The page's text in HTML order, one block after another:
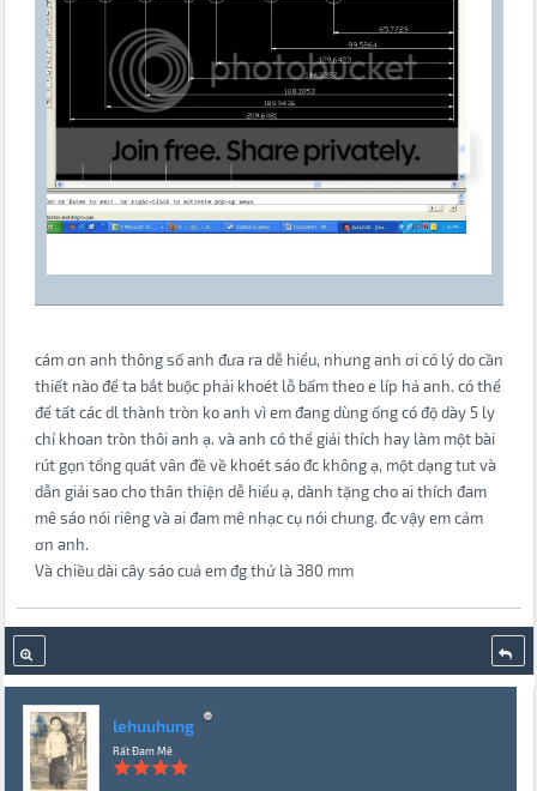
cám ơn anh thông số anh đưa ra dễ hiểu, nhưng anh ơi có lý do cần
thiết nào để ta bắt buộc phải khoét lỗ bấm theo e líp hả anh. có thể
để tất các dl thành tròn ko anh vì em đang dùng ống có độ dày 5 ly
chỉ khoan tròn thôi anh ạ. và anh có thể giải thích hay làm một bài
rút gọn tổng quát vân đề về khoét sáo đc không ạ, một dạng tut và
dẫn giải sao cho thân thiện dễ hiểu ạ, dành tặng cho ai thích đam
mê sáo nói riêng và ai đam mê nhạc cụ nói chung. đc vậy em cảm
ơn anh.
Và chiều dài cây sáo cuả em đg thử là 380 mm
lehuuhung
Rất Đam Mê